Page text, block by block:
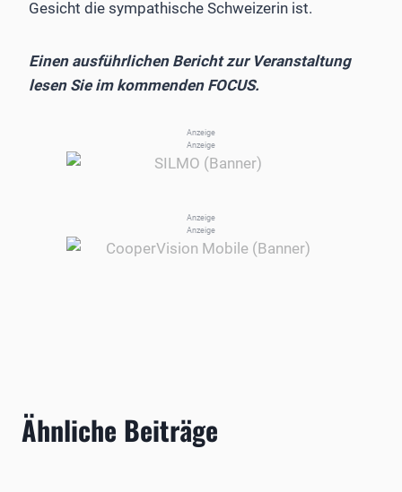
Gesicht die sympathische Schweizerin ist.
Einen ausführlichen Bericht zur Veranstaltung
lesen Sie im kommenden FOCUS.
Anzeige
Anzeige
Anzeige
Anzeige
Ähnliche Beiträge